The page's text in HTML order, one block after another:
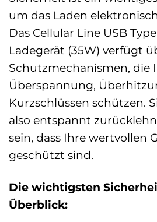
um das Laden
Das Cellular Line USB
Ladegerät (35W) verfügt
Schutzmechanismen, die
Überspannung,
Kurzschlüssen schützen.
also entspannt
sein, dass Ihre wertvollen
geschützt sind.
Die wichtigsten
Überblick: